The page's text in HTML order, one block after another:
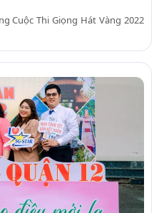
Cuộc Thi Giọng Hát Vàng 2022